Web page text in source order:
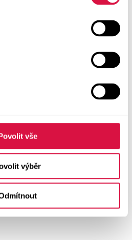
vše
výběr